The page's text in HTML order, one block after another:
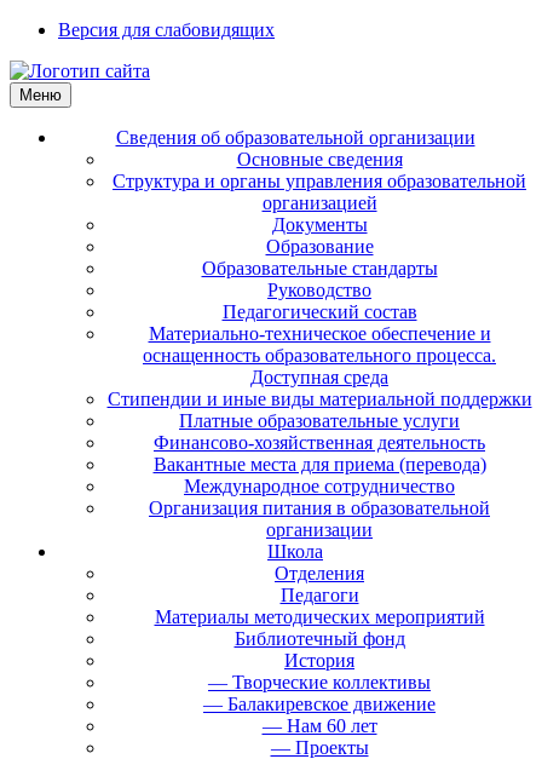
Версия для слабовидящих
Меню
Сведения об образовательной организации
Основные сведения
Структура и органы управления образовательной
организацией
Документы
Образование
Образовательные стандарты
Руководство
Педагогический состав
Материально-техническое обеспечение и
оснащенность образовательного процесса.
Доступная среда
Стипендии и иные виды материальной поддержки
Платные образовательные услуги
Финансово-хозяйственная деятельность
Вакантные места для приема (перевода)
Международное сотрудничество
Организация питания в образовательной
организации
Школа
Отделения
Педагоги
Материалы методических мероприятий
Библиотечный фонд
История
— Творческие коллективы
— Балакиревское движение
— Нам 60 лет
— Проекты